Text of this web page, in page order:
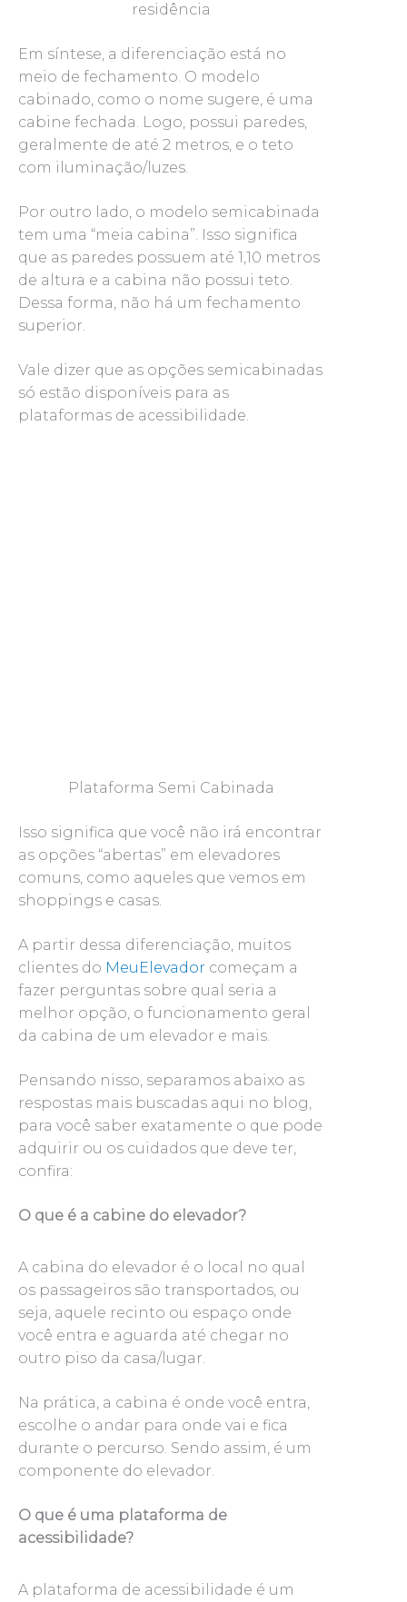
residência
Em síntese, a diferenciação está no
meio de fechamento. O modelo
cabinado, como o nome sugere, é uma
cabine fechada. Logo, possui paredes,
geralmente de até 2 metros, e o teto
com iluminação/luzes.
Por outro lado, o modelo semicabinada
tem uma “meia cabina”. Isso significa
que as paredes possuem até 1,10 metros
de altura e a cabina não possui teto.
Dessa forma, não há um fechamento
superior.
Vale dizer que as opções semicabinadas
só estão disponíveis para as
plataformas de acessibilidade.
Plataforma Semi Cabinada
Isso significa que você não irá encontrar
as opções “abertas” em elevadores
comuns, como aqueles que vemos em
shoppings e casas.
A partir dessa diferenciação, muitos
clientes do MeuElevador começam a
fazer perguntas sobre qual seria a
melhor opção, o funcionamento geral
da cabina de um elevador e mais.
Pensando nisso, separamos abaixo as
respostas mais buscadas aqui no blog,
para você saber exatamente o que pode
adquirir ou os cuidados que deve ter,
confira:
O que é a cabine do elevador?
A cabina do elevador é o local no qual
os passageiros são transportados, ou
seja, aquele recinto ou espaço onde
você entra e aguarda até chegar no
outro piso da casa/lugar.
Na prática, a cabina é onde você entra,
escolhe o andar para onde vai e fica
durante o percurso. Sendo assim, é um
componente do elevador.
O que é uma plataforma de
acessibilidade?
A plataforma de acessibilidade é um